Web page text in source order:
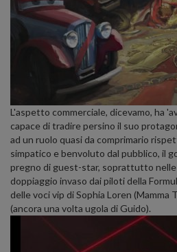
L'aspetto commerciale, dicevamo, ha
capace di tradire persino il suo
ad un ruolo quasi da comprimario
simpatico e benvoluto dal pubblico, il
pregno di guest-star, soprattutto
doppiaggio invaso dai piloti della
delle voci vip di Sophia Loren (Mamma
(ancora una volta ugola di Guido).